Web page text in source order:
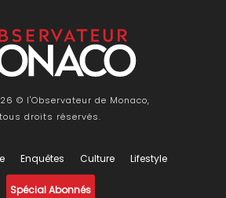
© l'Observateur de Monaco,
tous droits réservés.
Enquêtes Culture Lifestyle
Spécial Abonnés